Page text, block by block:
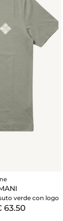
verde con logo
63.50